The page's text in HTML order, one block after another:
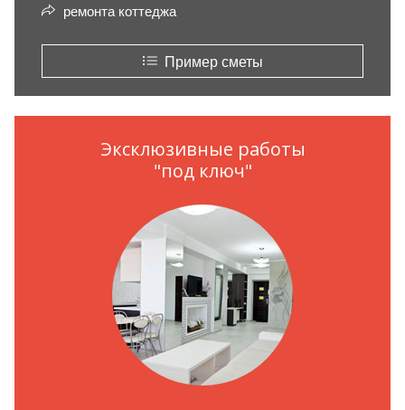
ремонта коттеджа
Пример сметы
Эксклюзивные работы
"под ключ"